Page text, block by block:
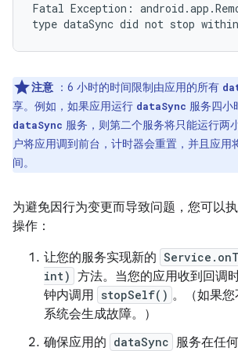
Fatal Exception:
注意 ：6 小时的时间限制由应用的所有
享。例如，如果应用运行 dataSync 服务四小
dataSync 服务，则第二个服务将只能运行两
户将应用调到前台，计时器会重置，并且应用
间。
为避免因行为变更而导致问题，您可以
操作：
让您的服务实现新的
int) 方法。当您的应用收到回调
钟内调用 stopSelf() 。（如果您
系统会生成故障。）
确保应用的 dataSync 服务在任